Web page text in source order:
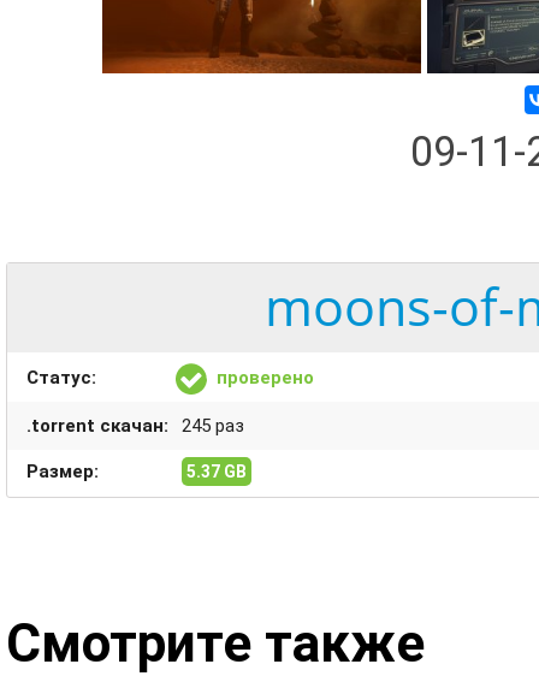
09-
moons-of-
Статус: проверено
.torrent скачан: 245 раз
Размер: 5.37 GB
Смотрите также